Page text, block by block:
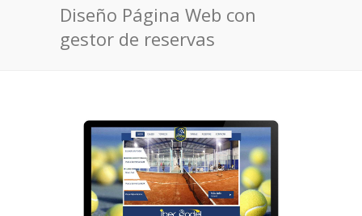
Diseño Página Web con
gestor de reservas